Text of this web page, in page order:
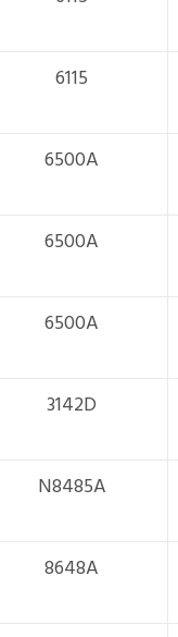
6115
6500A
6500A
6500A
3142D
N8485A
8648A